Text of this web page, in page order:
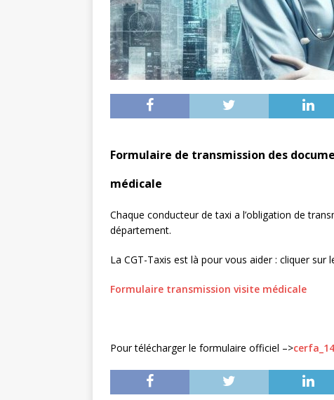
Formulaire de transmission des
médicale
Chaque conducteur de taxi a l’obligation de
département.
La CGT-Taxis est là pour vous aider : cliquer sur
Formulaire transmission visite médicale
Pour télécharger le formulaire officiel –>